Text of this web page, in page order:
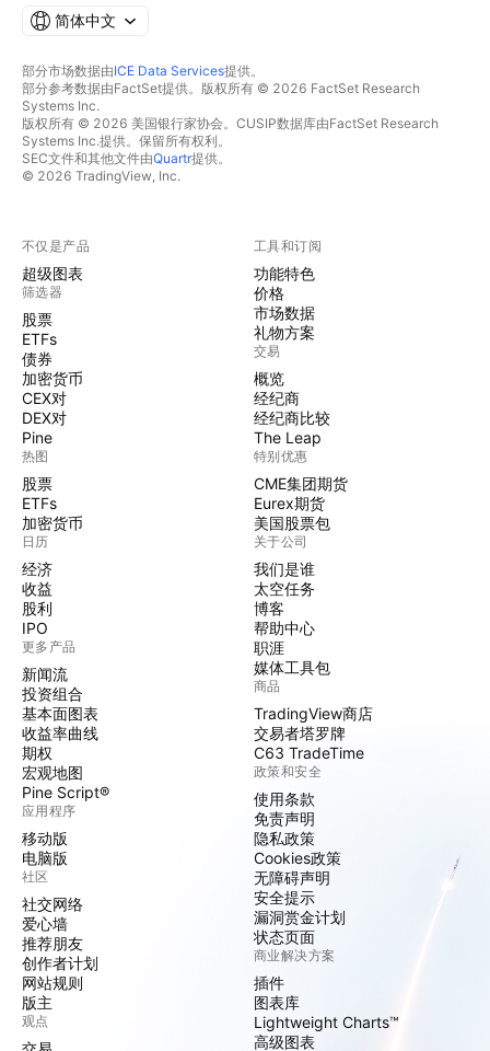
简体中文
部分市场数据由ICE Data Services提供。
部分参考数据由FactSet提供。版权所有 © 2026 FactSet Research
Systems Inc.
版权所有 © 2026 美国银行家协会。CUSIP数据库由FactSet Research
Systems Inc.提供。保留所有权利。
SEC文件和其他文件由Quartr提供。
© 2026 TradingView, Inc.
不仅是产品
超级图表
筛选器
股票
ETFs
债券
加密货币
CEX对
DEX对
Pine
热图
股票
ETFs
加密货币
日历
经济
收益
股利
IPO
更多产品
新闻流
投资组合
基本面图表
收益率曲线
期权
宏观地图
Pine Script®
应用程序
移动版
电脑版
社区
社交网络
爱心墙
推荐朋友
创作者计划
网站规则
版主
观点
工具和订阅
功能特色
价格
市场数据
礼物方案
交易
概览
经纪商
经纪商比较
The Leap
特别优惠
CME集团期货
Eurex期货
美国股票包
关于公司
我们是谁
太空任务
博客
帮助中心
职涯
媒体工具包
商品
TradingView商店
交易者塔罗牌
C63 TradeTime
政策和安全
使用条款
免责声明
隐私政策
Cookies政策
无障碍声明
安全提示
漏洞赏金计划
状态页面
商业解决方案
插件
图表库
Lightweight Charts™
高级图表